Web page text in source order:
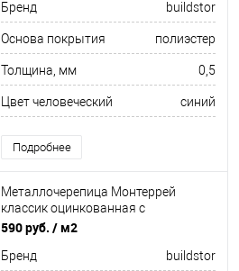
Бренд buildstor
Основа покрытия полиэстер
Толщина, мм 0,5
Цвет человеческий синий
Подробнее
Металлочерепица Монтеррей
классик оцинкованная с
полимерным покрытием
590 руб. / м2
Бренд buildstor